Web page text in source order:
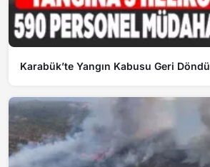
Karabük’te Yangın Kabusu Geri Döndü